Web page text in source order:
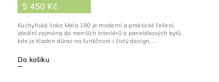
5 450 Kč
Do košíku
Kuchyňská linka Mela 180 je moderní a praktické řešení,
ideální zejména do menších interiérů a panelákových bytů,
kde je kladen důraz na funkčnost i čistý design....